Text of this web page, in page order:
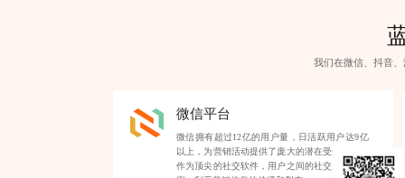
我们在微信、抖音
微信平台
微信拥有超过12亿的用户量，日活跃用户达9亿
以上，为营销活动提供了庞大的潜在受众。微信
作为顶尖的社交软件，用户之间的社交关系链紧